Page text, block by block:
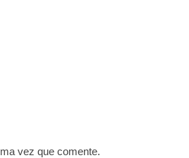
vez que comente.